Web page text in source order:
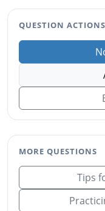
QUESTION ACTIONS
MORE QUESTIONS
Tips